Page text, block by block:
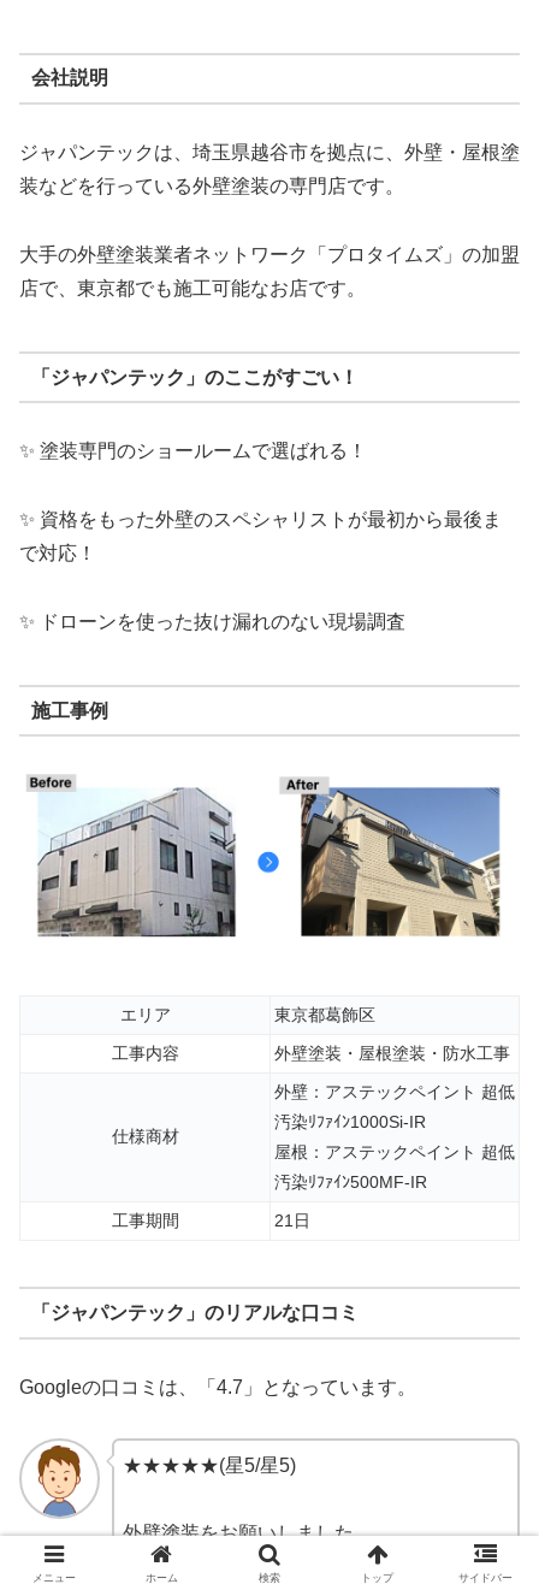
会社説明
ジャパンテックは、埼玉県越谷市を拠点に、外壁・屋根塗
装などを行っている外壁塗装の専門店です。
大手の外壁塗装業者ネットワーク「プロタイムズ」の加盟
店で、東京都でも施工可能なお店です。
「ジャパンテック」のここがすごい！
✨ 塗装専門のショールームで選ばれる！
✨ 資格をもった外壁のスペシャリストが最初から最後ま
で対応！
✨ ドローンを使った抜け漏れのない現場調査
施工事例
エリア
東京都葛飾区
工事内容
外壁塗装・屋根塗装・防水工事
仕様商材
外壁：アステックペイント 超低
汚染ﾘﾌｧｲﾝ1000Si-IR
屋根：アステックペイント 超低
汚染ﾘﾌｧｲﾝ500MF-IR
工事期間
21日
「ジャパンテック」のリアルな口コミ
Googleの口コミは、「4.7」となっています。
★★★★★(星5/星5)
外壁塗装をお願いしました。
数社で相見積もりを取りましたが、丁寧に説
メニュー ホーム 検索 トップ サイドバー